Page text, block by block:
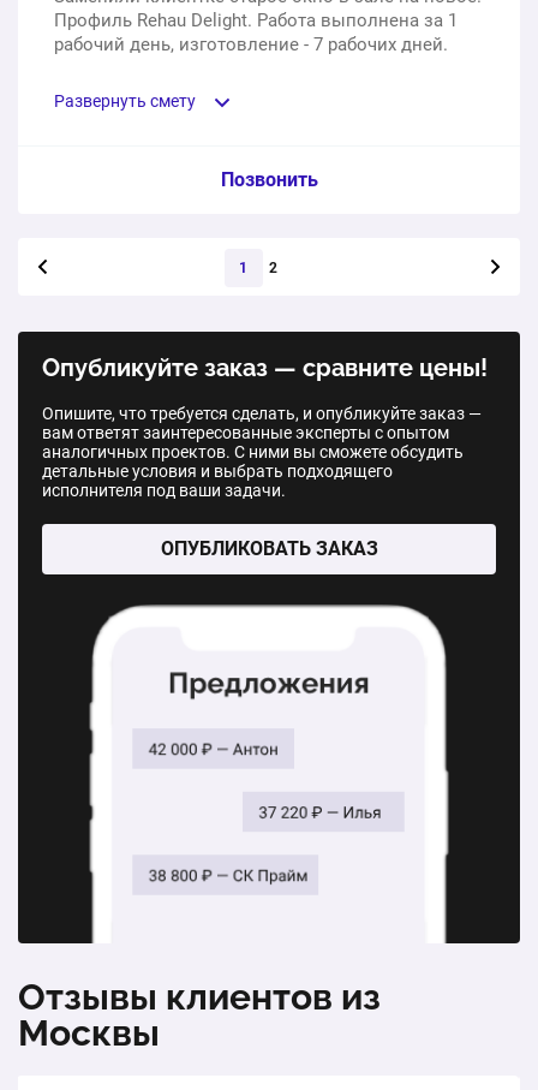
Профиль Rehau Delight. Работа выполнена за 1
рабочий день, изготовление - 7 рабочих дней.
Развернуть смету
Пункт сметы / Ед. изм. / Цена
открывающейся форточкой и левой поворотно-
Услуги демонтажа, доставки, монтажа и вывоза
мусора
1 шт. 16200 ₽
Общая стоимость: 33400 ₽
Позвонить
1 2
Следующая
Опубликуйте заказ — сравните цены!
Опишите, что требуется сделать, и опубликуйте заказ —
вам ответят заинтересованные эксперты с опытом
аналогичных проектов. С ними вы сможете обсудить
детальные условия и выбрать подходящего
исполнителя под ваши задачи.
ОПУБЛИКОВАТЬ ЗАКАЗ
Отзывы клиентов из
Москвы